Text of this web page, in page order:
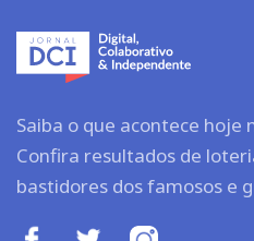
Saiba o que acontece hoje
Confira resultados de
bastidores dos famosos e